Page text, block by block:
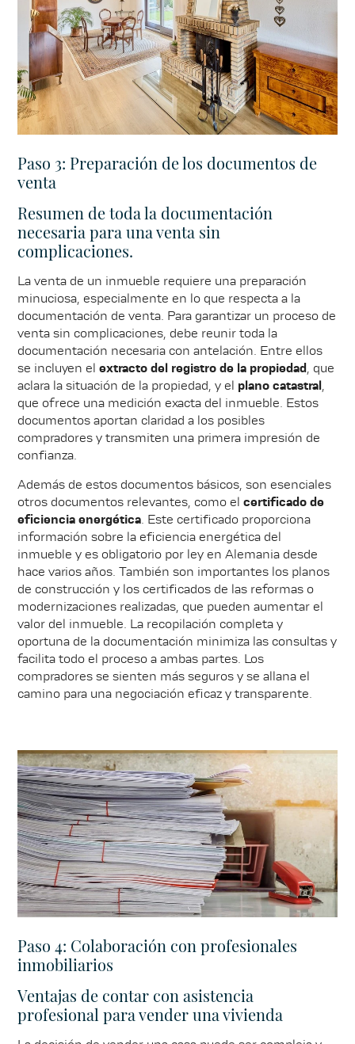
Paso 3: Preparación de los documentos de
venta
Resumen de toda la documentación
necesaria para una venta sin
complicaciones.
La venta de un inmueble requiere una preparación
minuciosa, especialmente en lo que respecta a la
documentación de venta. Para garantizar un proceso de
venta sin complicaciones, debe reunir toda la
documentación necesaria con antelación. Entre ellos
se incluyen elextracto del registro de la propiedad , que
aclara la situación de la propiedad, y el plano catastral
que ofrece una medición exacta del inmueble. Estos
documentos aportan claridad a los posibles
compradores y transmiten una primera impresión de
confianza.
Además de estos documentos básicos, son esenciales
otros documentos relevantes, como elcertificado de
eficiencia energética . Este certificado proporciona
información sobre la eficiencia energética del
inmueble y es obligatorio por ley en Alemania desde
hace varios años. También son importantes los planos
de construcción y los certificados de las reformas o
modernizaciones realizadas, que pueden aumentar el
valor del inmueble. La recopilación completa y
oportuna de la documentación minimiza las consultas y
facilita todo el proceso a ambas partes. Los
compradores se sienten más seguros y se allana el
camino para una negociación eficaz y transparente.
Paso 4: Colaboración con profesionales
inmobiliarios
Ventajas de contar con asistencia
profesional para vender una vivienda